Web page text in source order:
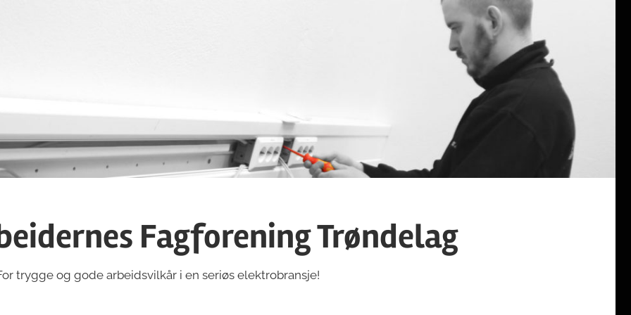
Fagforening Trøndelag
trygge og gode arbeidsvilkår i en seriøs elektrobransje!